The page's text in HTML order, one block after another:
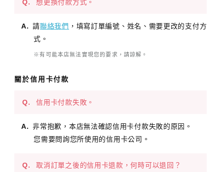
想更換付款方式。
請聯絡我們 ，填寫訂單編號、姓名、需要更改的支付方
式。
※有可能本店無法實現您的要求，請諒解。
關於信用卡付款
信用卡付款失敗。
非常抱歉，本店無法確認信用卡付款失敗的原因。
您需要問詢您所使用的信用卡公司。
取消訂單之後的信用卡退款，何時可以退回？